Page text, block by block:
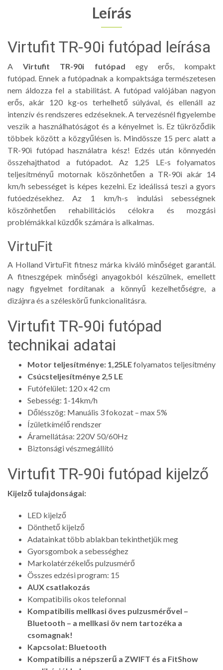
Leírás
Virtufit TR-90i futópad leírása
AVirtufit TR-90i futópad egy erős, kompakt
futópad. Ennek a futópadnak a kompaktsága természetesen
nem áldozza fel a stabilitást. A futópad valójában nagyon
erős, akár 120 kg-os terhelhető súlyával, és ellenáll az
intenzív és rendszeres edzéseknek. A tervezésnél figyelembe
veszik a használhatóságot és a kényelmet is. Ez tükröződik
többek között a közgyűlésen is. Mindössze 15 perc alatt a
TR-90i futópad használatra kész! Edzés után könnyedén
összehajthatod a futópadot. Az 1,25 LE-s folyamatos
teljesítményű motornak köszönhetően a TR-90i akár 14
km/h sebességet is képes kezelni. Ez ideálissá teszi a gyors
futóedzésekhez. Az 1 km/h-s indulási sebességnek
köszönhetően rehabilitációs célokra és mozgási
problémákkal küzdők számára is alkalmas.
VirtuFit
A Holland VirtuFit fitnesz márka kiváló minőséget garantál.
A fitneszgépek minőségi anyagokból készülnek, emellett
nagy figyelmet fordítanak a könnyű kezelhetőségre, a
dizájnra és a széleskörű funkcionalitásra.
Virtufit TR-90i futópad
technikai adatai
Motor teljesítménye: 1,25LEfolyamatos teljesítmény
Csúcsteljesítménye 2,5 LE
Futófelület: 120 x 42 cm
Sebesség: 1-14km/h
Dőlésszög: Manuális 3 fokozat – max 5%
Ízületkímélő rendszer
Áramellátása: 220V 50/60Hz
Biztonsági vészmegállító
Virtufit TR-90i futópad kijelző
Kijelző tulajdonságai:
LED kijelző
Dönthető kijelző
Adatainkat több ablakban tekinthetjük meg
Gyorsgombok a sebességhez
Markolatérzékelős pulzusmérő
Összes edzési program: 15
AUX csatlakozás
Kompatibilis okos telefonnal
Kompatibilis mellkasi öves pulzusmérővel –
Bluetooth – a mellkasi öv nem tartozéka a
csomagnak!
Kapcsolat: Bluetooth
Kompatibilis a népszerű a ZWIFT és a FitShow